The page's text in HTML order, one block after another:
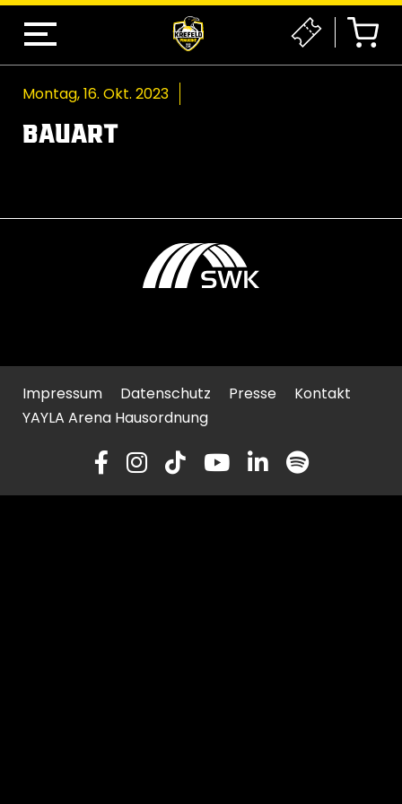
Montag, 16. Okt. 2023
BAUART
Impressum Datenschutz Presse
Kontakt
YAYLA Arena Hausordnung